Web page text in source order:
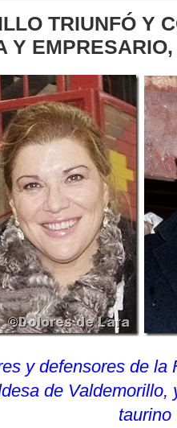
TRIUNFÓ Y
Y
y defensores de
de Valdemorillo,
taurino